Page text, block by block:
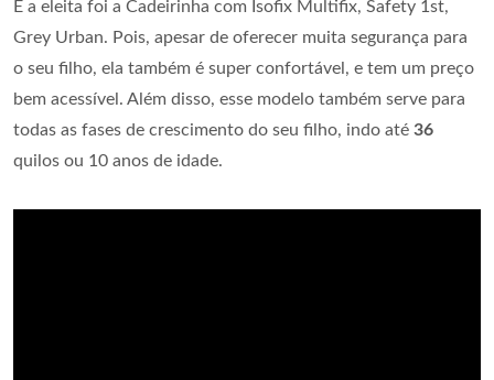
E a eleita foi a Cadeirinha com Isofix Multifix, Safety 1st,
Grey Urban. Pois, apesar de oferecer muita segurança para
o seu filho, ela também é super confortável, e tem um preço
bem acessível. Além disso, esse modelo também serve para
todas as fases de crescimento do seu filho, indo até 36
quilos ou 10 anos de idade.